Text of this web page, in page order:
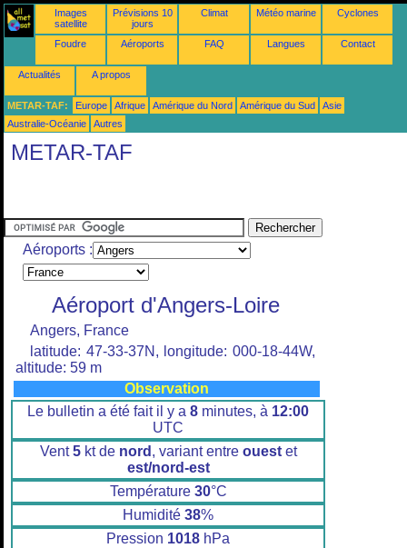
Images
satellite
Prévisions 10
jours
Climat Météo marine Cyclones
Foudre Aéroports FAQ Langues Contact
Actualités A propos
METAR-TAF: Europe Afrique Amérique du Nord Amérique du Sud
Asie
Australie-Océanie
Autres
METAR-TAF
Aéroports :
Aéroport d'Angers-Loire
Angers, France
latitude: 47-33-37N, longitude: 000-18-44W,
altitude: 59 m
Observation
Le bulletin a été fait il y a 8 minutes, à 12:00
UTC
Vent5kt de nord , variant entre ouestet
est/nord-est
Température 30°C
Humidité 38%
Pression 1018 hPa